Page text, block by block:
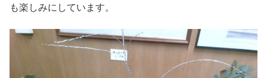
も楽しみにしています。